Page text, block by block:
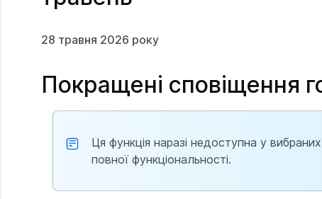
28 травня 2026 року
Покращені сповіщення
Ця функція наразі недоступна у
повної функціональності.